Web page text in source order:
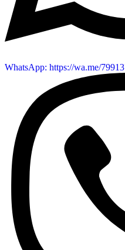
WhatsApp: https://wa.me/